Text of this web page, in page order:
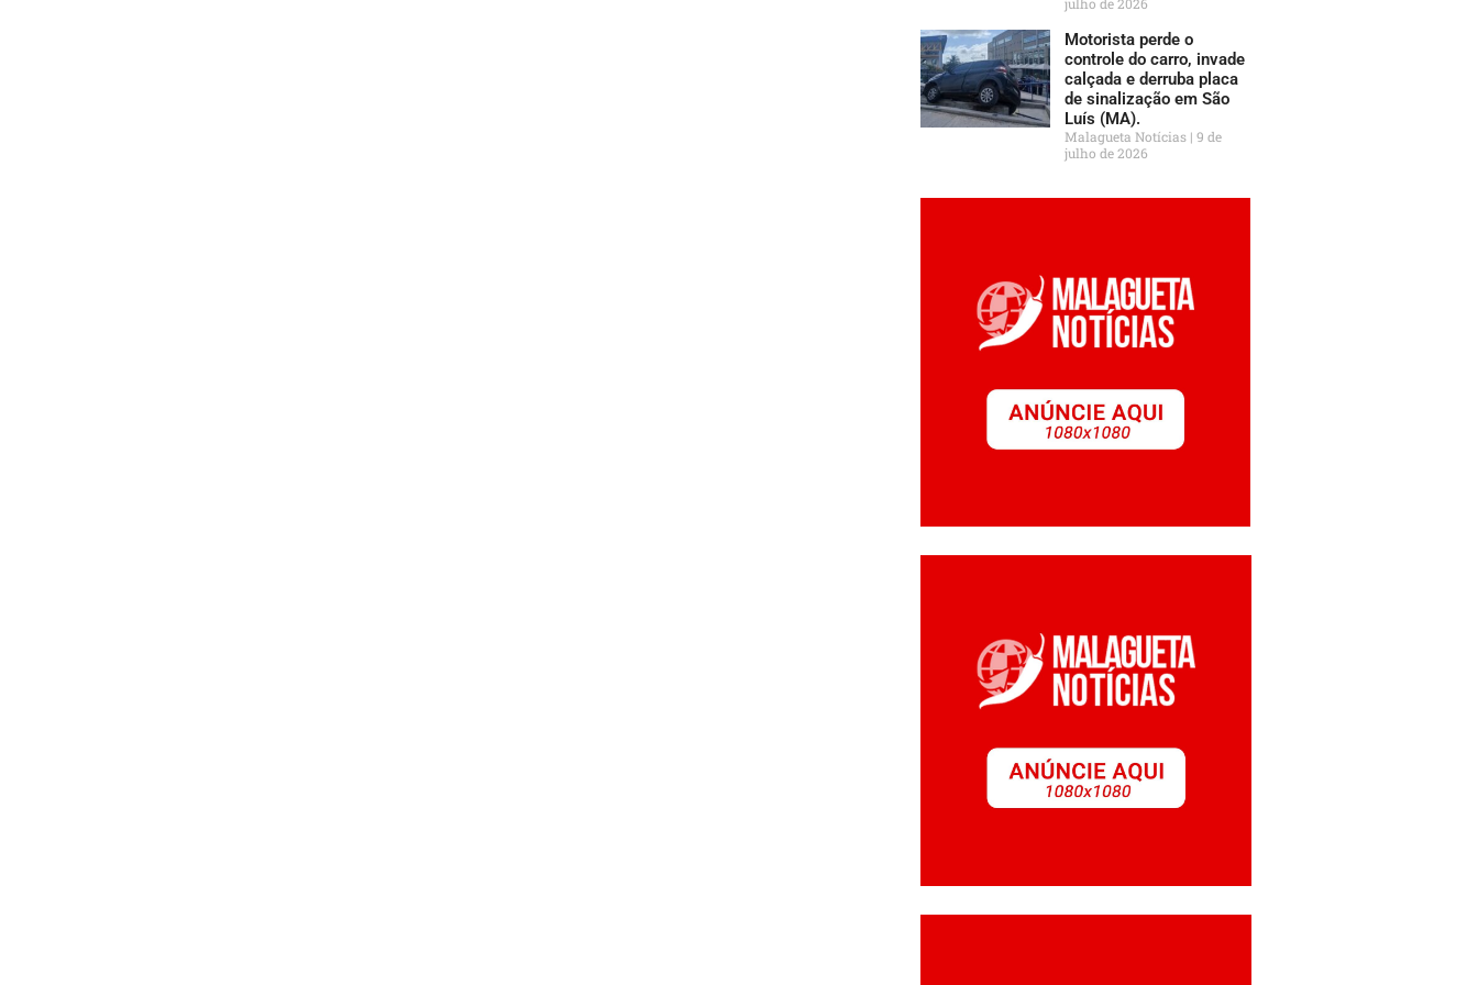
Motorista perde o
controle do carro, invade
calçada e derruba placa
de sinalização em São
Luís (MA).
Malagueta Notícias 9 de
julho de 2026